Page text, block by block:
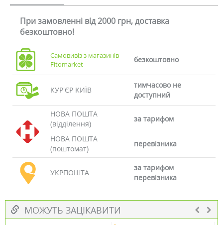
При замовленні від 2000 грн, доставка
безкоштовно!
Самовивіз з магазинів
Fitomarket
безкоштовно
КУР'ЄР КИЇВ
тимчасово не
доступний
НОВА ПОШТА
(відділення)
за тарифом
НОВА ПОШТА
(поштомат)
перевізника
УКРПОШТА
за тарифом
перевізника
МОЖУТЬ ЗАЦІКАВИТИ